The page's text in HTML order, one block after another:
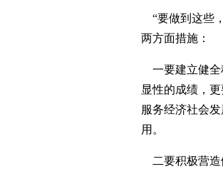
“要做到这些
两方面措施：
一要建立健全
显性的成绩，
服务经济社会
用。
二要积极营造